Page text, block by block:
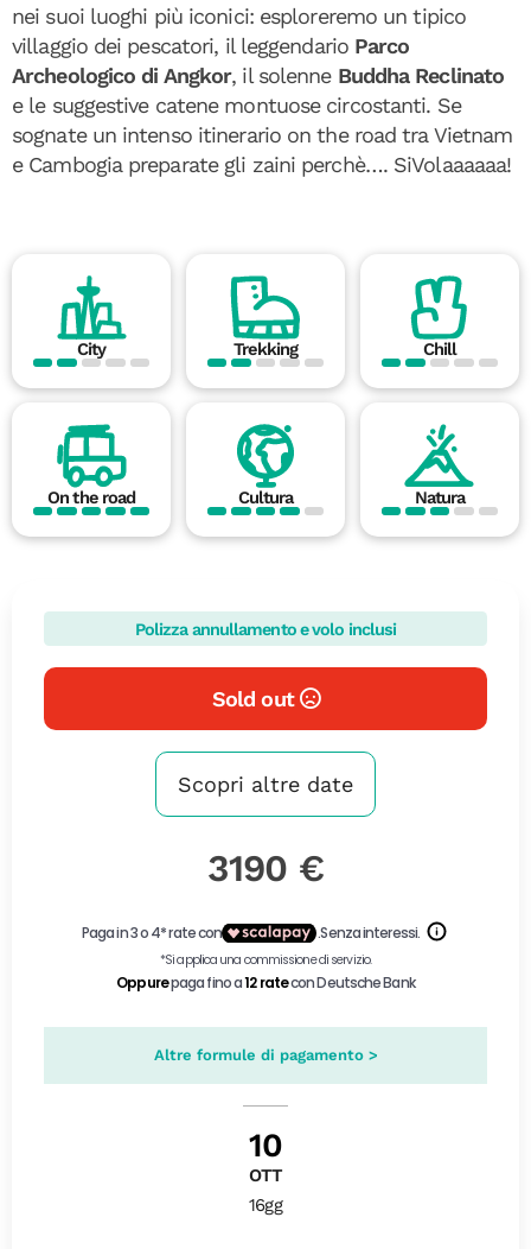
nei suoi luoghi più iconici: esploreremo un tipico
villaggio dei pescatori, il leggendario Parco
Archeologico di Angkor, il solenne Buddha Reclinato
e le suggestive catene montuose circostanti. Se
sognate un intenso itinerario on the road tra Vietnam
e Cambogia preparate gli zaini perchè…. SiVolaaaaaa!
City Trekking Chill
On the road Cultura Natura
Polizza annullamento e volo inclusi
Sold out
Scopri altre date
3190 €
Altre formule di pagamento >
10
OTT
16gg